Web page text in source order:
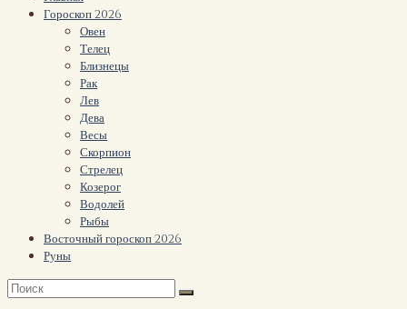
Гороскоп 2026
Овен
Телец
Близнецы
Рак
Лев
Дева
Весы
Скорпион
Стрелец
Козерог
Водолей
Рыбы
Восточный гороскоп 2026
Руны